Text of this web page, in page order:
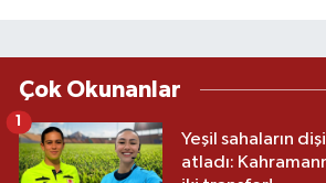
Çok Okunanlar
Yeşil sahaların
atladı: